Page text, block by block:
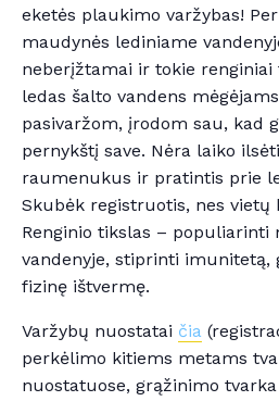
eketės plaukimo varžybas!
maudynės lediniame
neberįžtamai ir tokie renginiai
ledas šalto vandens
pasivaržom, įrodom sau, kad
pernykštį save. Nėra laiko
raumenukus ir pratintis prie
Skubėk registruotis, nes vietų
Renginio tikslas – populiarinti
vandenyje, stiprinti imunitetą,
fizinę ištvermę.
Varžybų nuostatai čia
perkėlimo kitiems metams
nuostatuose, grąžinimo